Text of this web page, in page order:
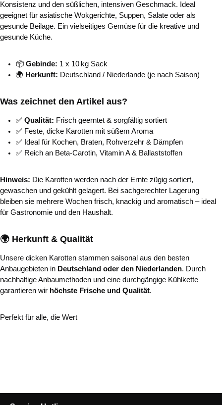
Konsistenz und den süßlichen, intensiven Geschmack. Ideal
geeignet für asiatische Wokgerichte, Suppen, Salate oder als
gesunde Beilage. Ein vielseitiges Gemüse für die kreative und
gesunde Küche.
📦 Gebinde: 1 x 10 kg Sack
🌍 Herkunft: Deutschland / Niederlande (je nach Saison)
Was zeichnet den Artikel aus?
✅ Qualität: Frisch geerntet & sorgfältig sortiert
✅ Feste, dicke Karotten mit süßem Aroma
✅ Ideal für Kochen, Braten, Rohverzehr & Dämpfen
✅ Reich an Beta-Carotin, Vitamin A & Ballaststoffen
Hinweis: Die Karotten werden nach der Ernte zügig sortiert,
gewaschen und gekühlt gelagert. Bei sachgerechter Lagerung
bleiben sie mehrere Wochen frisch, knackig und aromatisch – ideal
für Gastronomie und den Haushalt.
🌍 Herkunft & Qualität
Unsere dicken Karotten stammen saisonal aus den besten
Anbaugebieten in Deutschland oder den Niederlanden. Durch
nachhaltige Anbaumethoden und eine durchgängige Kühlkette
garantieren wir höchste Frische und Qualität.
Perfekt für alle, die Wert